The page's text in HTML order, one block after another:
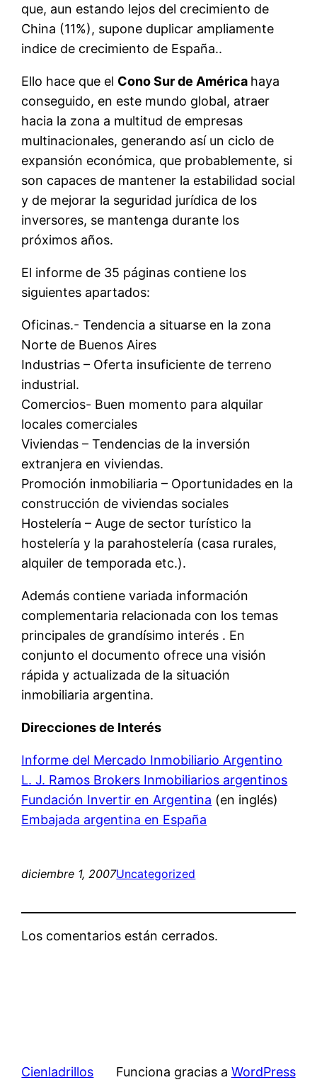
que, aun estando lejos del crecimiento de
China (11%), supone duplicar ampliamente
indice de crecimiento de España..
Ello hace que el Cono Sur de América haya
conseguido, en este mundo global, atraer
hacia la zona a multitud de empresas
multinacionales, generando así un ciclo de
expansión económica, que probablemente, si
son capaces de mantener la estabilidad social
y de mejorar la seguridad jurídica de los
inversores, se mantenga durante los
próximos años.
El informe de 35 páginas contiene los
siguientes apartados:
Oficinas.- Tendencia a situarse en la zona
Norte de Buenos Aires
Industrias – Oferta insuficiente de terreno
industrial.
Comercios- Buen momento para alquilar
locales comerciales
Viviendas – Tendencias de la inversión
extranjera en viviendas.
Promoción inmobiliaria – Oportunidades en la
construcción de viviendas sociales
Hostelería – Auge de sector turístico la
hostelería y la parahostelería (casa rurales,
alquiler de temporada etc.).
Además contiene variada información
complementaria relacionada con los temas
principales de grandísimo interés . En
conjunto el documento ofrece una visión
rápida y actualizada de la situación
inmobiliaria argentina.
Direcciones de Interés
Informe del Mercado Inmobiliario Argentino
L. J. Ramos Brokers Inmobiliarios argentinos
Fundación Invertir en Argentina (en inglés)
Embajada argentina en España
diciembre 1, 2007Uncategorized
Los comentarios están cerrados.
Cienladrillos Funciona gracias a WordPress